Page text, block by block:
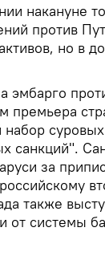
накануне
против
но в
эмбарго
премьера
набор суровых
санкций".
за
также
от системы